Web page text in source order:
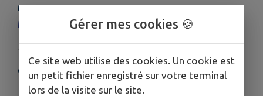
MENUS DE LA CANTINE
MENUS CANTINE
COORDONNÉES
51, rue des Écoles, 47110 Sainte-Livrade-sur-Lot
Gérer mes cookies 🍪
Ce site web utilise des cookies. Un cookie est
un petit fichier enregistré sur votre terminal
lors de la visite sur le site.